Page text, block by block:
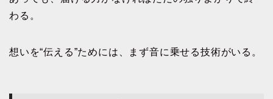
わる。
想いを“伝える”ためには、まず音に乗せる技術がいる。